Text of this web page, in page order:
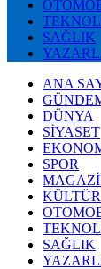
SAĞLIK
ANA
DÜNYA
SİYASET
SPOR
SAĞLIK